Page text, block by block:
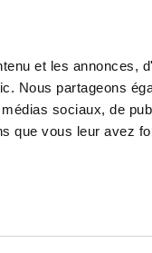
et les annonces,
Nous partageons
sociaux, de
que vous leur avez